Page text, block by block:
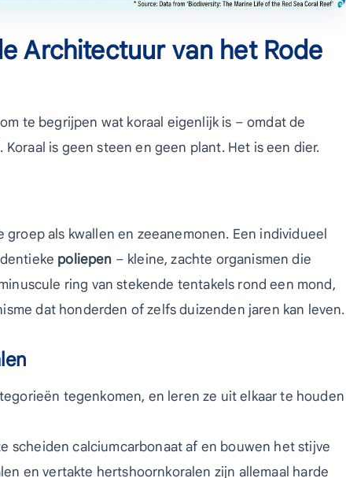
Architectuur van het Rode
te begrijpen wat koraal eigenlijk is – omdat de
is geen steen en geen plant. Het is een dier.
als kwallen en zeeanemonen. Een individueel
poliepen – kleine, zachte organismen die
ring van stekende tentakels rond een mond,
dat honderden of zelfs duizenden jaren kan leven.
tegenkomen, en leren ze uit elkaar te houden
scheiden calciumcarbonaat af en bouwen het stijve
en vertakte hertshoornkoralen zijn allemaal harde